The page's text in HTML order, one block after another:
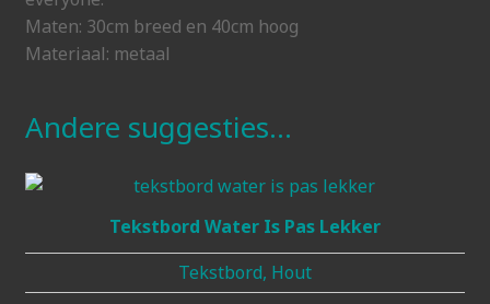
Maten: 30cm breed en 40cm hoog
Materiaal: metaal
Andere suggesties…
Tekstbord Water Is Pas Lekker
Tekstbord, Hout